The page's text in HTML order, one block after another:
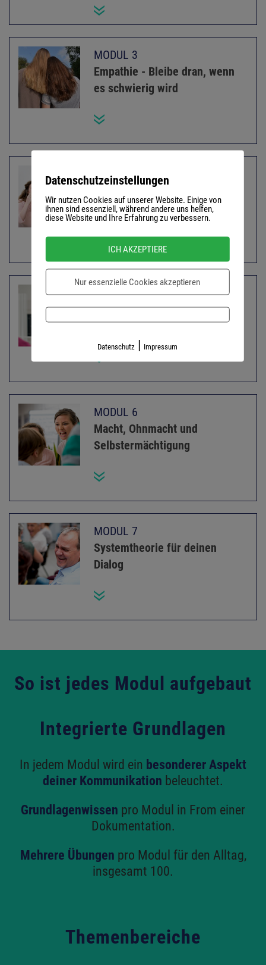
MODUL 3
Empathie - Bleibe dran, wenn
es schwierig wird
MODUL 4
Eskalation erkennen und
mindern
MODUL 5
Wertschätzung und
Geringschätzung
MODUL 6
Macht, Ohnmacht und
Selbstermächtigung
MODUL 7
Systemtheorie für deinen
Dialog
So ist jedes Modul aufgebaut
Integrierte Grundlagen
In jedem Modul wird ein besonderer Aspekt
deiner Kommunikation beleuchtet.
Grundlagenwissen pro Modul in From einer
Dokumentation.
Mehrere Übungen pro Modul für den Alltag,
insgesamt 100.
Themenbereiche
Datenschutzeinstellungen
Wir nutzen Cookies auf unserer Website. Einige von
ihnen sind essenziell, während andere uns helfen,
diese Website und Ihre Erfahrung zu verbessern.
ICH AKZEPTIERE
Nur essenzielle Cookies akzeptieren
Datenschutz | Impressum